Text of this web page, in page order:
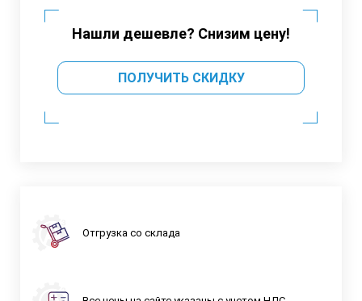
Нашли дешевле? Снизим цену!
ПОЛУЧИТЬ СКИДКУ
Отгрузка со склада